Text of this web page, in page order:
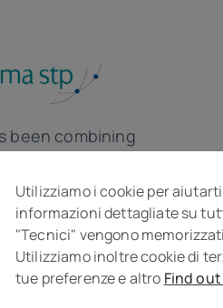
been combining
company in the
Utilizziamo i cookie per
informazioni dettagliate su
"Tecnici" vengono
Utilizziamo inoltre cookie di
tue preferenze e altro Find